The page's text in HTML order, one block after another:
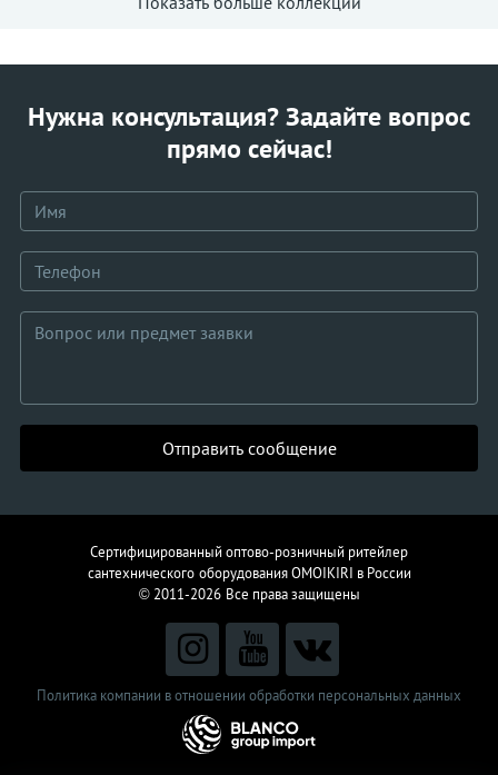
Нужна консультация? Задайте вопрос
прямо сейчас!
Отправить сообщение
Сертифицированный оптово-розничный ритейлер
сантехнического оборудованияOMOIKIRI в России
© 2011-2026 Все права защищены
Политика компании в отношении обработки персональных данных